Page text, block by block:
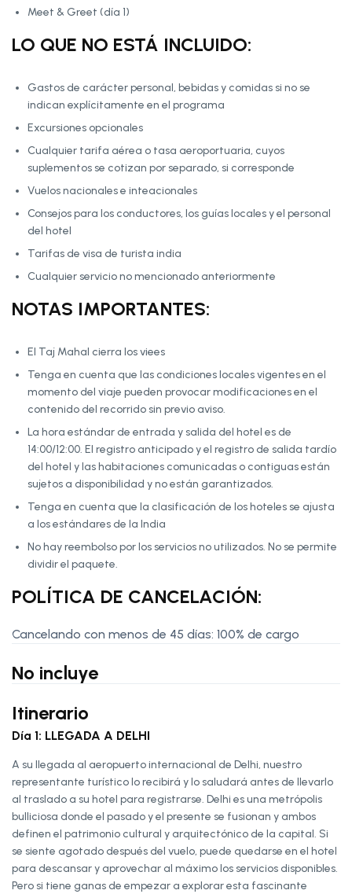
Meet & Greet (día 1)
LO QUE NO ESTÁ INCLUIDO:
Gastos de carácter personal, bebidas y comidas si no se
indican explícitamente en el programa
Excursiones opcionales
Cualquier tarifa aérea o tasa aeroportuaria, cuyos
suplementos se cotizan por separado, si corresponde
Vuelos nacionales e inteacionales
Consejos para los conductores, los guías locales y el personal
del hotel
Tarifas de visa de turista india
Cualquier servicio no mencionado anteriormente
NOTAS IMPORTANTES:
El Taj Mahal cierra los viees
Tenga en cuenta que las condiciones locales vigentes en el
momento del viaje pueden provocar modificaciones en el
contenido del recorrido sin previo aviso.
La hora estándar de entrada y salida del hotel es de
14:00/12:00. El registro anticipado y el registro de salida tardío
del hotel y las habitaciones comunicadas o contiguas están
sujetos a disponibilidad y no están garantizados.
Tenga en cuenta que la clasificación de los hoteles se ajusta
a los estándares de la India
No hay reembolso por los servicios no utilizados. No se permite
dividir el paquete.
POLÍTICA DE CANCELACIÓN:
Cancelando con menos de 45 días: 100% de cargo
No incluye
Itinerario
Día 1: LLEGADA A DELHI
A su llegada al aeropuerto internacional de Delhi, nuestro
representante turístico lo recibirá y lo saludará antes de llevarlo
al traslado a su hotel para registrarse. Delhi es una metrópolis
bulliciosa donde el pasado y el presente se fusionan y ambos
definen el patrimonio cultural y arquitectónico de la capital. Si
se siente agotado después del vuelo, puede quedarse en el hotel
para descansar y aprovechar al máximo los servicios disponibles.
Pero si tiene ganas de empezar a explorar esta fascinante